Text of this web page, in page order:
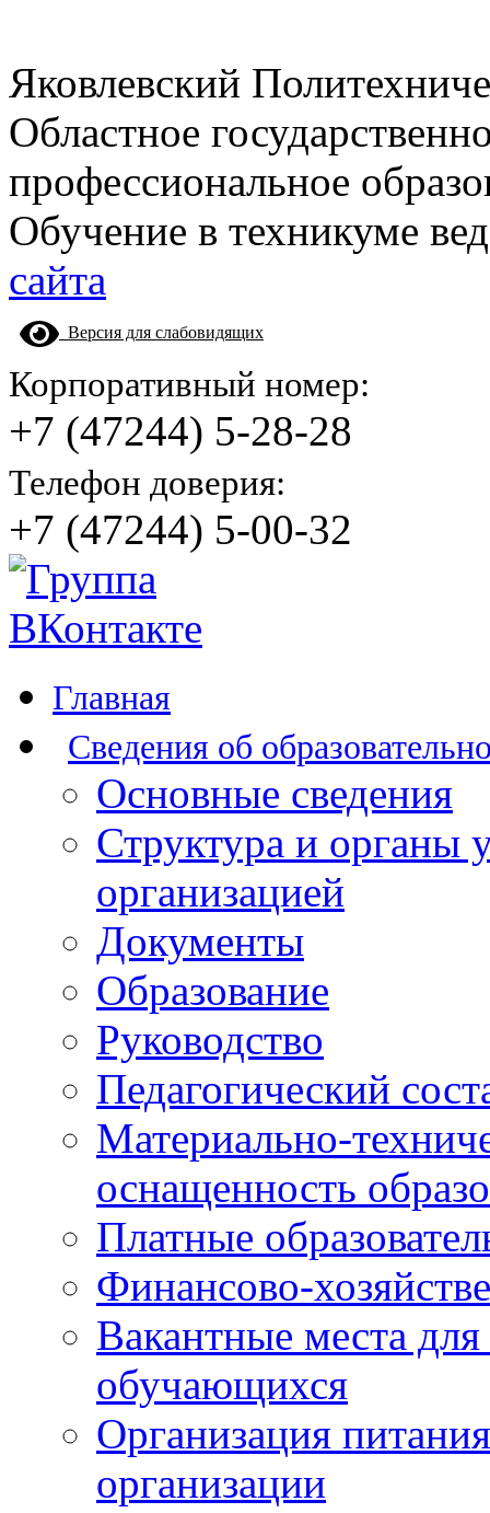
Яковлевский
Областное
профессиональное
Обучение в техникуме
сайта
Версия для слабовидящих
Корпоративный номер:
+7 (47244) 5-28-28
Телефон доверия:
+7 (47244) 5-00-32
Главная
Сведения об
Основные сведения
Структура и органы
организацией
Документы
Образование
Руководство
Педагогический
Материально-
оснащенность
Платные
Финансово-
Вакантные места
обучающихся
Организация
организации